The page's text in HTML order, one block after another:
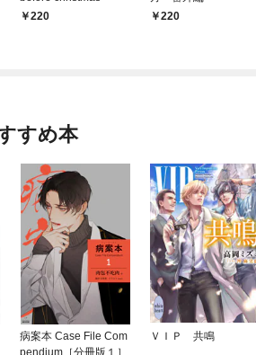
220
220
すめ本
病案本 Case File Com
pendium［分冊版１］
ＶＩＰ 共鳴